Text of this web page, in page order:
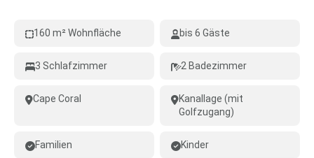
160 m² Wohnfläche bis 6 Gäste
3 Schlafzimmer 2 Badezimmer
Cape Coral
Kanallage (mit
Golfzugang)
Familien Kinder